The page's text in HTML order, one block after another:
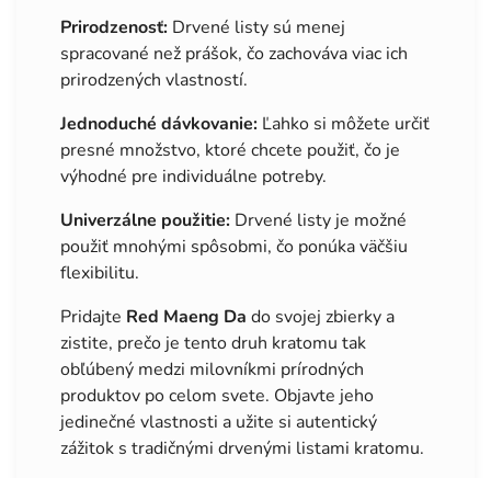
Prirodzenosť: Drvené listy sú menej
spracované než prášok, čo zachováva viac ich
prirodzených vlastností.
Jednoduché dávkovanie: Ľahko si môžete určiť
presné množstvo, ktoré chcete použiť, čo je
výhodné pre individuálne potreby.
Univerzálne použitie: Drvené listy je možné
použiť mnohými spôsobmi, čo ponúka väčšiu
flexibilitu.
Pridajte Red Maeng Da do svojej zbierky a
zistite, prečo je tento druh kratomu tak
obľúbený medzi milovníkmi prírodných
produktov po celom svete. Objavte jeho
jedinečné vlastnosti a užite si autentický
zážitok s tradičnými drvenými listami kratomu.